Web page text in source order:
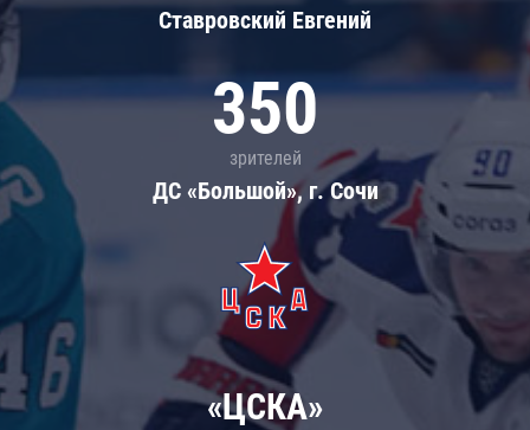
Ставровский Евгений
350
зрителей
ДС «Большой», г. Сочи
«ЦСКА»